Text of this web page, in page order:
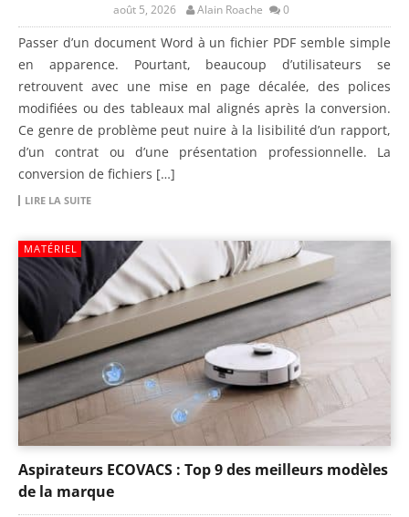
août 5, 2026 Alain Roache 0
Passer d’un document Word à un fichier PDF semble simple
en apparence. Pourtant, beaucoup d’utilisateurs se
retrouvent avec une mise en page décalée, des polices
modifiées ou des tableaux mal alignés après la conversion.
Ce genre de problème peut nuire à la lisibilité d’un rapport,
d’un contrat ou d’une présentation professionnelle. La
conversion de fichiers […]
LIRE LA SUITE
MATÉRIEL
Aspirateurs ECOVACS : Top 9 des meilleurs modèles
de la marque